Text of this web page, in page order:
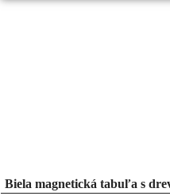
Biela magnetická tabuľa s